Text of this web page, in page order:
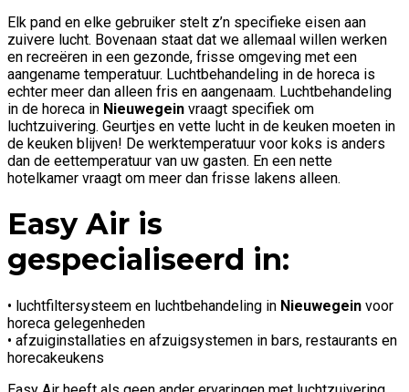
Elk pand en elke gebruiker stelt z’n specifieke eisen aan
zuivere lucht. Bovenaan staat dat we allemaal willen werken
en recreëren in een gezonde, frisse omgeving met een
aangename temperatuur. Luchtbehandeling in de horeca is
echter meer dan alleen fris en aangenaam. Luchtbehandeling
in de horeca in Nieuwegein vraagt specifiek om
luchtzuivering. Geurtjes en vette lucht in de keuken moeten in
de keuken blijven! De werktemperatuur voor koks is anders
dan de eettemperatuur van uw gasten. En een nette
hotelkamer vraagt om meer dan frisse lakens alleen.
Easy Air is
gespecialiseerd in:
• luchtfiltersysteem en luchtbehandeling in Nieuwegein voor
horeca gelegenheden
• afzuiginstallaties en afzuigsystemen in bars, restaurants en
horecakeukens